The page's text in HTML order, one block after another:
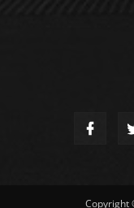
Copyright